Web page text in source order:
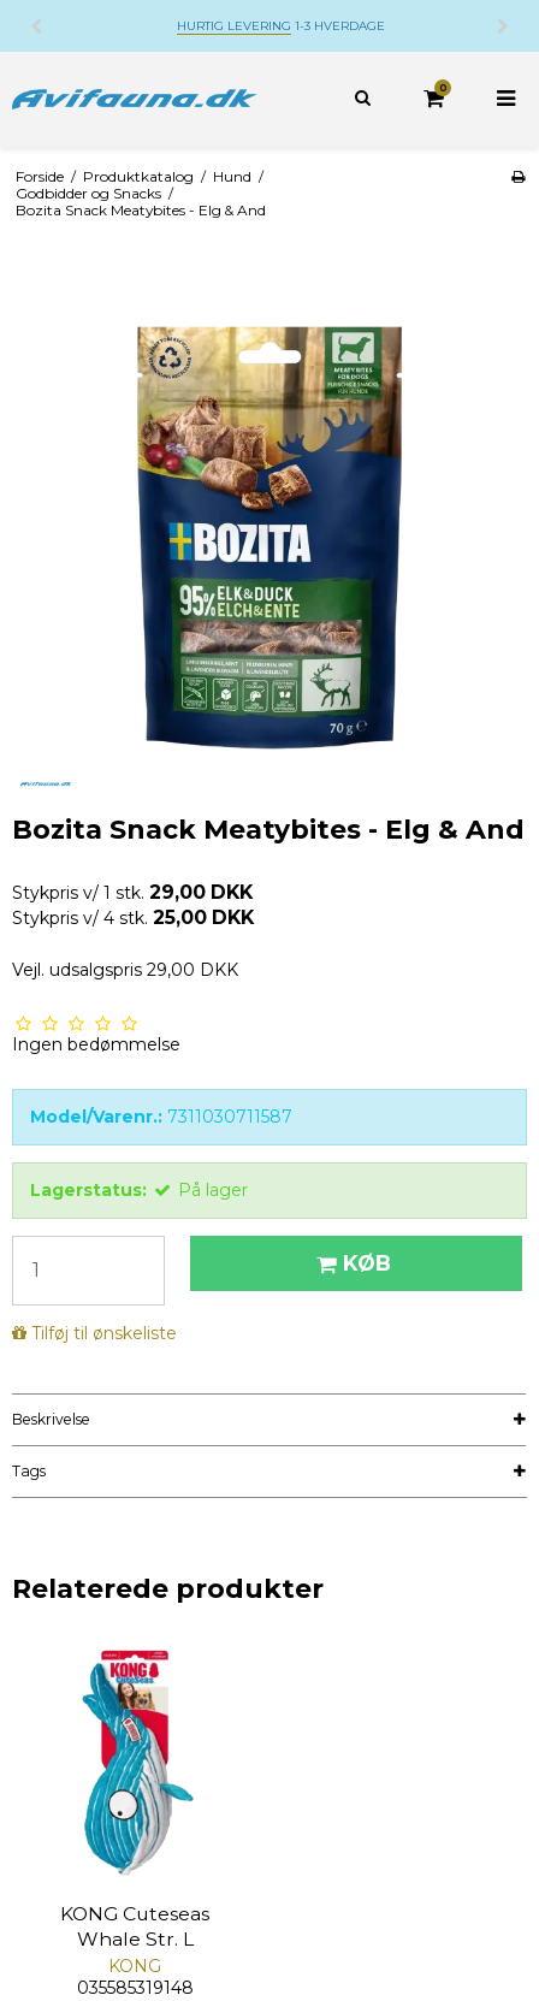
HURTIG LEVERING 1-3 HVERDAGE
0
Forside / Produktkatalog / Hund /
Godbidder og Snacks /
Bozita Snack Meatybites - Elg & And
Bozita Snack Meatybites - Elg & And
Stykpris v/ 1 stk. 29,00 DKK
Stykpris v/ 4 stk. 25,00 DKK
Vejl. udsalgspris 29,00 DKK
Ingen bedømmelse
Model/Varenr.: 7311030711587
Lagerstatus: På lager
KØB
Tilføj til ønskeliste
Beskrivelse
Tags
Relaterede produkter
KONG Cuteseas
Whale Str. L
KONG
035585319148